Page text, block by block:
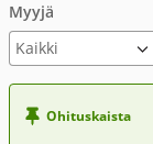
Myyjä
Ohituskaista